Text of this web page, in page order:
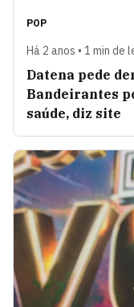
POP
Há 2 anos • 1 min de
Datena pede
Bandeirantes
saúde, diz site